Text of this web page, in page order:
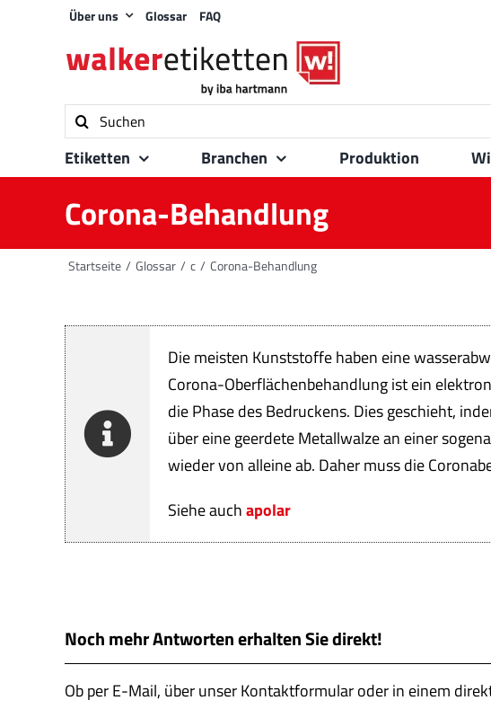
Über uns Glossar FAQ
Suche
nach:
Etiketten Branchen Produktion
Corona-Behandlung
Startseite Glossar c Corona-Behandlung
Die meisten Kunststoffe haben eine
Corona-Oberflächenbehandlung ist ein
die Phase des Bedruckens. Dies geschieht,
über eine geerdete Metallwalze an einer
wieder von alleine ab. Daher muss die
Siehe auchapolar
Noch mehr Antworten erhalten Sie direkt!
Ob per E-Mail, über unser Kontaktformular oder in einem